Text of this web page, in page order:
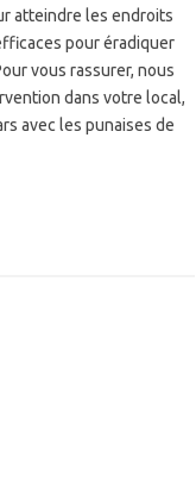
atteindre les endroits
pour éradiquer
vous rassurer, nous
dans votre local,
avec les punaises de